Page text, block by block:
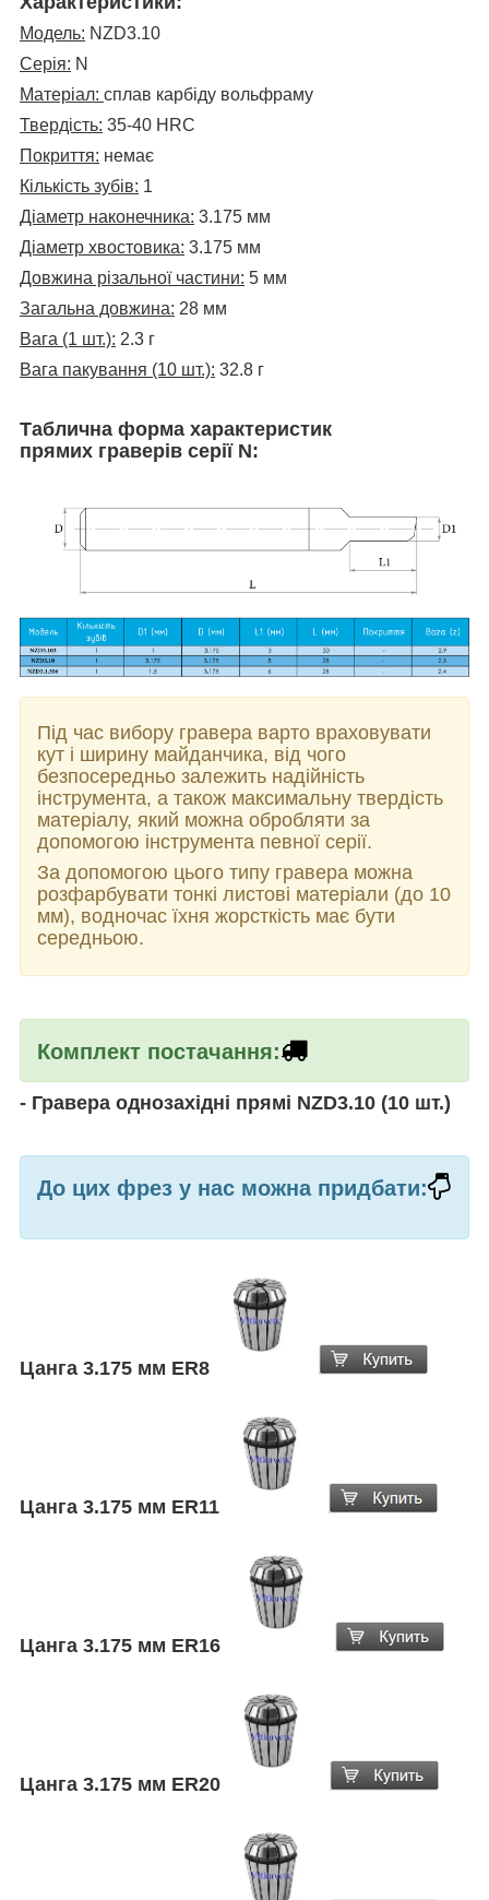
Модель: NZD3.10
Серія: N
Матеріал: сплав карбіду вольфраму
Твердість: 35-40 HRC
Покриття: немає
Кількість зубів: 1
Діаметр наконечника: 3.175 мм
Діаметр хвостовика: 3.175 мм
Довжина різальної частини: 5 мм
Загальна довжина: 28 мм
Вага (1 шт.): 2.3 г
Вага пакування (10 шт.): 32.8 г
Таблична форма характеристик
прямих граверів серії N:
Під час вибору гравера варто враховувати
кут і ширину майданчика, від чого
безпосередньо залежить надійність
інструмента, а також максимальну твердість
матеріалу, який можна обробляти за
допомогою інструмента певної серії.
За допомогою цього типу гравера можна
розфарбувати тонкі листові матеріали (до 10
мм), водночас їхня жорсткість має бути
середньою.
Комплект постачання:
- Гравера однозахідні прямі NZD3.10 (10 шт.)
До цих фрез у нас можна придбати:
Цанга 3.175 мм ER8
Цанга 3.175 мм ER11
Цанга 3.175 мм ER16
Цанга 3.175 мм ER20